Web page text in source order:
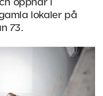
öppnar i
lokaler på
73.